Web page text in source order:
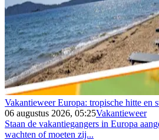
Vakantieweer Europa: tropische hitte en
06 augustus 2026, 05:25Vakantieweer
Staan de vakantiegangers in Europa
wachten of moeten zij...